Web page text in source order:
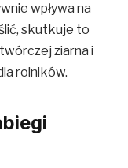
wpływa na
skutkuje to
ziarna i
rolników.